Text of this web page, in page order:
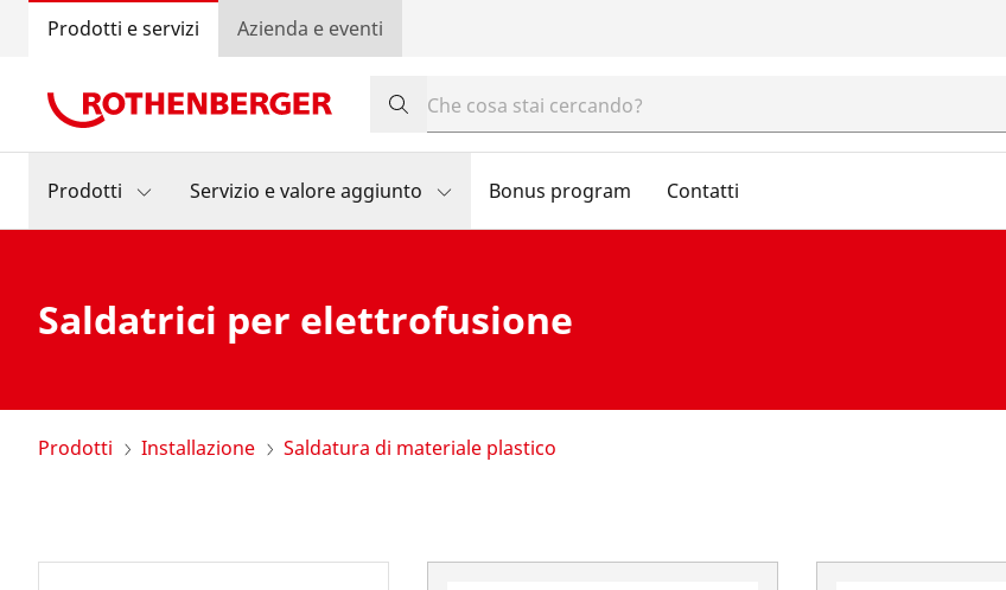
Prodotti e servizi Azienda e eventi
Prodotti Servizio e valore aggiunto Bonus program Contatti
Saldatrici per elettrofusione
Prodotti Installazione Saldatura di materiale plastico